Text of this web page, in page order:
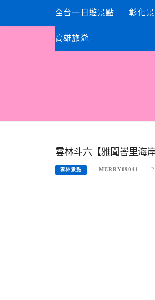
content
全台一日遊景點 彰化
高雄旅遊
雲林斗六【雅聞峇里海
雲林景點 MERRY09041